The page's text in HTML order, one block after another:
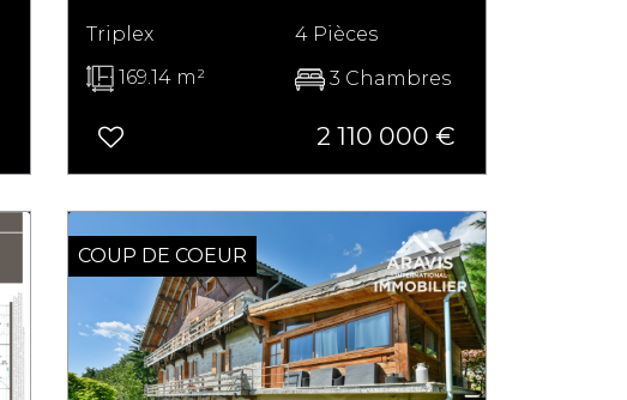
Triplex
169.14 m²
4 Pièces
3 Chambres
2 110 000 €
SOUS OFFRE
COUP DE COEUR